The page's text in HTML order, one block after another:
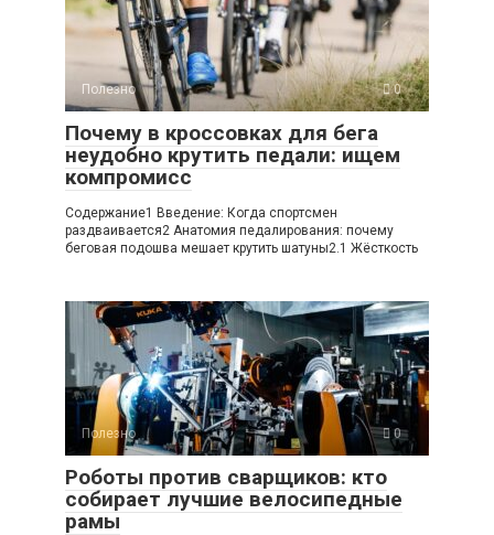
Полезно 0
Почему в кроссовках для бега
неудобно крутить педали: ищем
компромисс
Содержание1 Введение: Когда спортсмен
раздваивается2 Анатомия педалирования: почему
беговая подошва мешает крутить шатуны2.1 Жёсткость
Полезно 0
Роботы против сварщиков: кто
собирает лучшие велосипедные
рамы